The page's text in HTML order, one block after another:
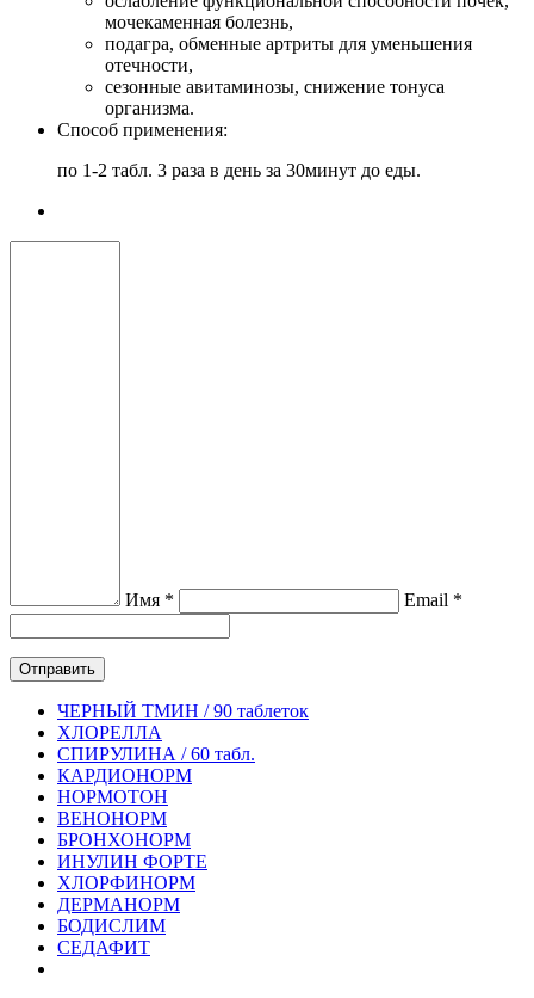
мочекаменная болезнь,
подагра, обменные артриты для уменьшения
отечности,
сезонные авитаминозы, снижение тонуса
организма.
Cпособ применения:
по 1-2 табл. 3 раза в день за 30минут до еды.
Имя * Email *
ЧЕРНЫЙ ТМИН / 90 таблеток
ХЛОРЕЛЛА
СПИРУЛИНА / 60 табл.
КАРДИОНОРМ
НОРМОТОН
ВЕНОНОРМ
БРОНХОНОРМ
ИНУЛИН ФОРТЕ
ХЛОРФИНОРМ
ДЕРМАНОРМ
БОДИСЛИМ
СЕДАФИТ